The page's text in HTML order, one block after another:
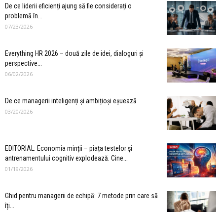
De ce liderii eficienți ajung să fie considerați o
problemă în...
07/23/2026
Everything HR 2026 – două zile de idei, dialoguri și
perspective...
06/02/2026
De ce managerii inteligenți și ambițioși eșuează
03/20/2026
EDITORIAL: Economia minții – piața testelor și
antrenamentului cognitiv explodează. Cine...
01/19/2026
Ghid pentru managerii de echipă: 7 metode prin care să
îți...